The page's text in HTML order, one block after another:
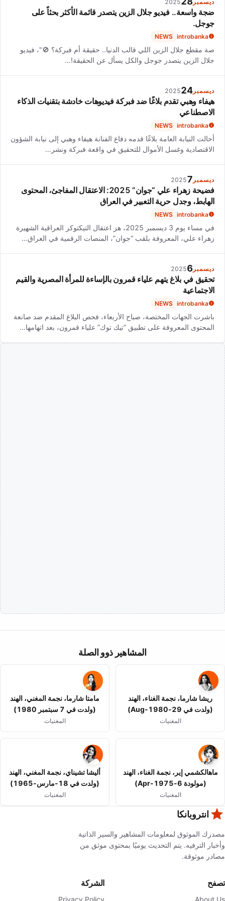
ديسمبر 2025
ضجة واسعة.. فيديو جلال الزين يتصدر قائمة الأكثر بحثاً على
جوجل.
introbanka
NEWS
صة مقطع جلال الزين اللي قالب الدنيا.. حقيقة أم فبركة؟ 🚫"، فيديو
جلال الزين يتصدر جوجل والكل يسأل عن الحقيقة!…
ديسمبر 24
2025
هيفاء وهبي تقدم بلاغًا ضد فبركة فيديوهات خادشة بتقنيات الذكاء
الاصطناعي
introbanka
NEWS
أحالت النيابة العامة بلاغًا قدمه دفاع الفنانة هيفاء وهبي إلى نيابة الشؤون
الاقتصادية وغسل الأموال للتحقيق في واقعة فبركة ونشر…
ديسمبر 7
2025
فضيحة زهراء علي “جوان” 2025: الاعتقال المفاجئ، المحتوى
الهابط، وجدل حرية التعبير في العراق
introbanka
NEWS
في مساء يوم 3 ديسمبر 2025، هز اعتقال التيكتوكر العراقية الشهيرة
زهراء علي، المعروفة بلقب “جوان”، المنصات الرقمية في العراق…
ديسمبر 6
2025
تحقيق في بلاغ يتهم علياء قمرون بالإساءة للمرأة المصرية والقيم
الاجتماعية
introbanka
NEWS
باشرت الجهات المختصة، صباح الأربعاء، فحص البلاغ المقدم ضد صانعة
المحتوى المعروفة على تطبيق “تيك توك” علياء قمرون، بعد اتهامها…
المشاهير ذوو الصلة
ريشا شارما، نجمة الغناء، الهند
(ولدت في 29-Aug-1980)
المغنيات
مامتا شارما، نجمة المغني، الهند
(ولدت في 7 سبتمبر 1980)
المغنيات
ماهالكشمي إير، نجمة الغناء، الهند
(مولودة 6-Apr-1975)
المغنيات
أليشا تشيناي، نجمة المغني، الهند
(ولدت في 18-مارس-1965)
المغنيات
انتروبانكا
مصدرك الموثوق لمعلومات المشاهير والسير الذاتية
وأخبار الترفيه. يتم التحديث يوميًا بمحتوى موثق من
مصادر موثوقة.
تصفح الشركة